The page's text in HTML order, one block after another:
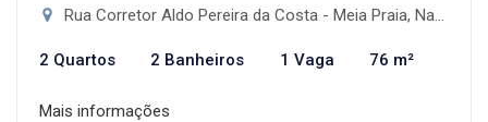
Rua Corretor Aldo Pereira da Costa - Meia Praia, Navegantes-SC
2 Quartos 2 Banheiros 1 Vaga 76 m²
Mais informações